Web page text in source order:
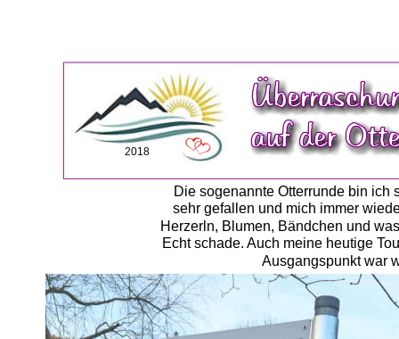
Die sogenannte Otterrunde bin ich
sehr gefallen und mich immer
Herzerln, Blumen, Bändchen und
Echt schade. Auch meine heutige
Ausgangspunkt war
2018